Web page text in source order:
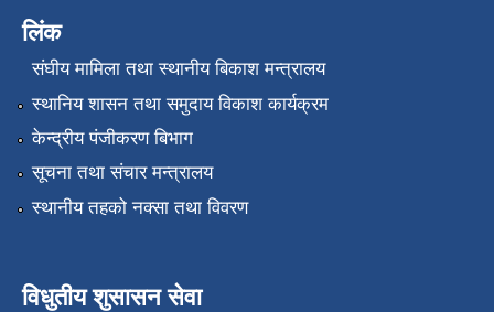
लिंक
संघीय मामिला तथा स्थानीय बिकाश मन्त्रालय
स्थानिय शासन तथा समुदाय विकाश कार्यक्रम
केन्द्रीय पंजीकरण बिभाग
सूचना तथा संचार मन्त्रालय
स्थानीय तहको नक्सा तथा विवरण
विधुतीय शुसासन सेवा